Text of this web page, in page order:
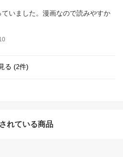
いました。漫画なので読みやすか
る (2件)
れている商品